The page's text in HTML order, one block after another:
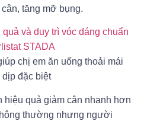
tăng mỡ bụng.
chị em ăn uống thoải mái
đặc biệt
hiệu quả giảm cân nhanh hơn
thường nhưng người